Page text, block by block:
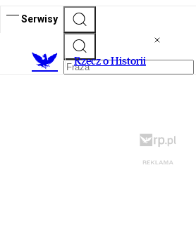
Serwisy
Rzecz o Historii